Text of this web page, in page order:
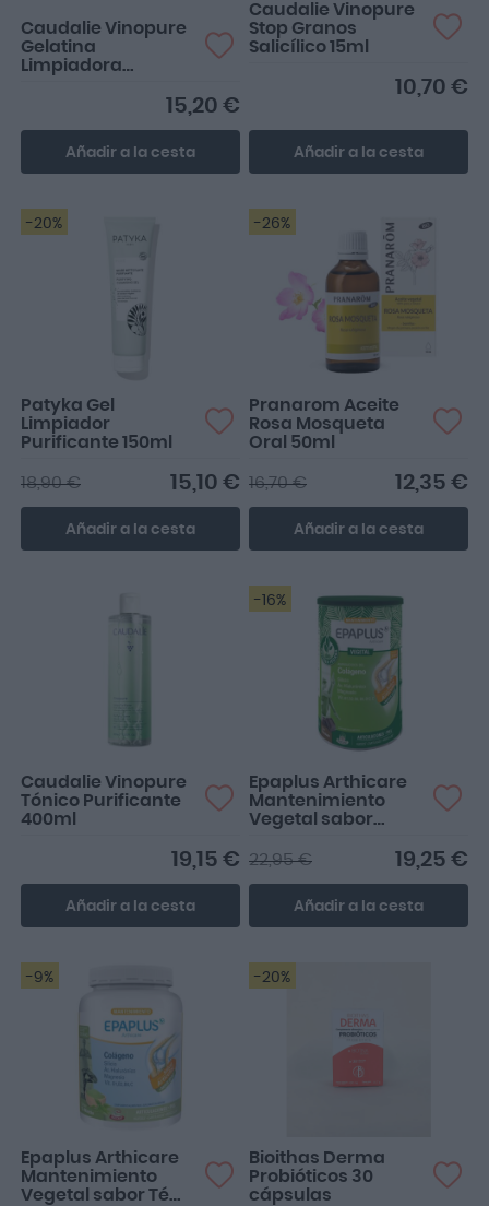
Caudalie Vinopure
Gelatina
Limpiadora
15,20 €
Añadir a la cesta
Caudalie Vinopure
Stop Granos
Salicílico 15ml
10,70 €
Añadir a la cesta
-20%
Patyka Gel
Limpiador
Purificante 150ml
15,10 €
18,90 €
Añadir a la cesta
-26%
Pranarom Aceite
Rosa Mosqueta
Oral 50ml
12,35 €
16,70 €
Añadir a la cesta
Caudalie Vinopure
Tónico Purificante
400ml
19,15 €
Añadir a la cesta
-16%
Epaplus Arthicare
Mantenimiento
Vegetal sabor
19,25 €
22,95 €
Añadir a la cesta
-9%
Epaplus Arthicare
Mantenimiento
Vegetal sabor Té
-20%
Bioithas Derma
Probióticos 30
cápsulas